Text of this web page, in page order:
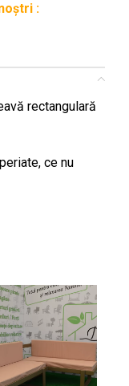
:
rectangulară
ce nu